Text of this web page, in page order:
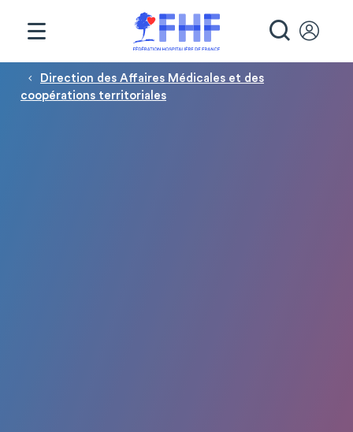
Fil d'Ariane
Direction des Affaires Médicales et des
coopérations territoriales
Panneau de gestion des cookies